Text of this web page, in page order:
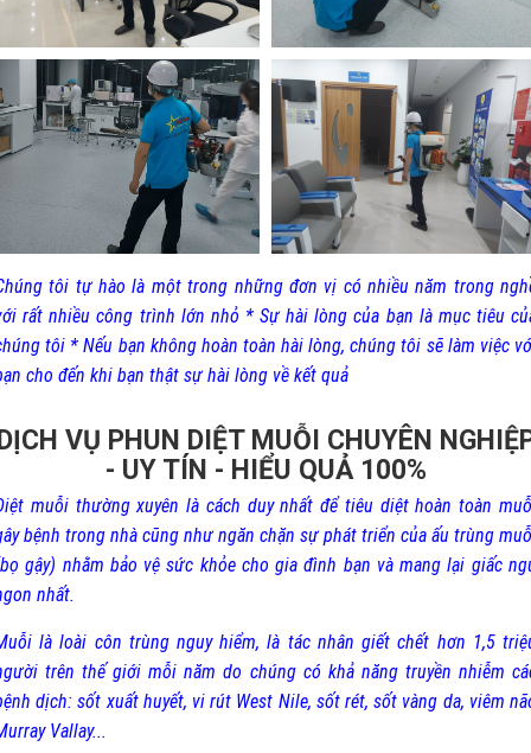
tôi tự hào là một trong những đơn vị có nhiều năm trong
rất nhiều công trình lớn nhỏ * Sự hài lòng của bạn là mục tiêu
tôi * Nếu bạn không hoàn toàn hài lòng, chúng tôi sẽ làm việc
cho đến khi bạn thật sự hài lòng về kết quả
VỤ PHUN DIỆT MUỖI CHUYÊN
- UY TÍN - HIỂU QUẢ 100%
muỗi thường xuyên là cách duy nhất để tiêu diệt hoàn toàn
bệnh trong nhà cũng như ngăn chặn sự phát triển của ấu trùng
gậy) nhằm bảo vệ sức khỏe cho gia đình bạn và mang lại giấc
nhất.
là loài côn trùng nguy hiểm, là tác nhân giết chết hơn 1,5
trên thế giới mỗi năm do chúng có khả năng truyền nhiễm
dịch: sốt xuất huyết, vi rút West Nile, sốt rét, sốt vàng da, viêm
Vallay...